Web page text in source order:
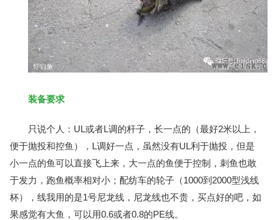
装备要求
只说个人：UL或者L调的杆子，长一点的（最好2米以上，
便于抛投和控鱼），L调好一点，虽然没有UL利于抛投，但是
小一点的鱼可以直接飞上来，大一点的鱼便于控制，刺鱼也敢
于发力，跑鱼概率相对小；配纺车的轮子（1000到2000型浅线
杯），线我用的是1号尼龙线，尼龙线也不贵，买点好的吧，如
果感觉有大鱼，可以用0.6或者0.8的PE线。